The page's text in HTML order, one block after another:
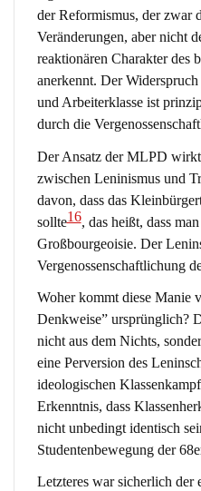
der Reformismus, der zwar
Veränderungen, aber nicht
reaktionären Charakter des
anerkennt. Der
und Arbeiterklasse ist
durch die
Der Ansatz der MLPD
zwischen Leninismus und
davon, dass das
sollte16, das heißt, dass
Großbourgeoisie. Der
Vergenossenschaftlichung
Woher kommt diese Manie
Denkweise” ursprünglich?
nicht aus dem Nichts,
eine Perversion des
ideologischen
Erkenntnis, dass
nicht unbedingt identisch
Studentenbewegung der
Letzteres war sicherlich der